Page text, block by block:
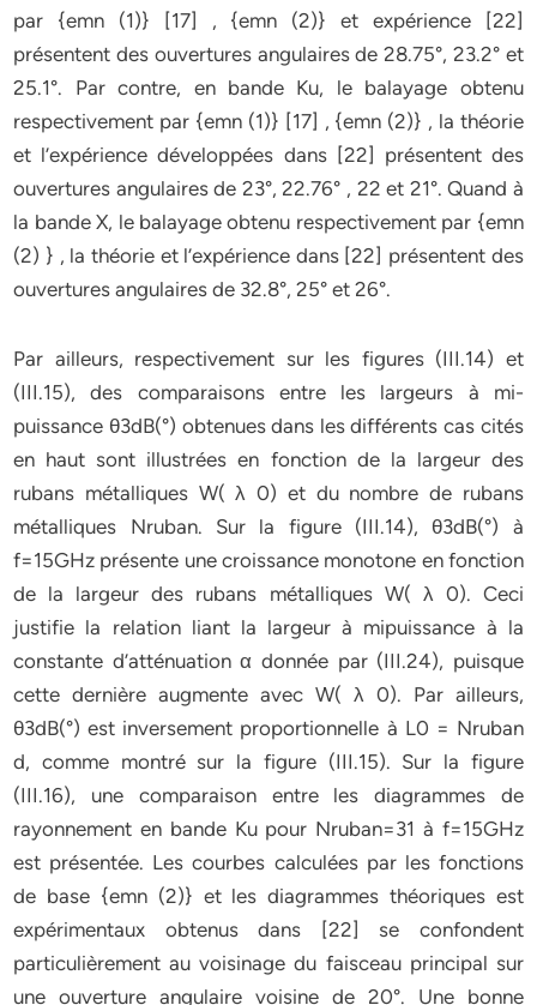
par {emn (1)} [17] , {emn (2)} et expérience [22]
présentent des ouvertures angulaires de 28.75°, 23.2° et
25.1°. Par contre, en bande Ku, le balayage obtenu
respectivement par {emn (1)} [17] , {emn (2)} , la théorie
et l’expérience développées dans [22] présentent des
ouvertures angulaires de 23°, 22.76° , 22 et 21°. Quand à
la bande X, le balayage obtenu respectivement par {emn
(2) } , la théorie et l’expérience dans [22] présentent des
ouvertures angulaires de 32.8°, 25° et 26°.
Par ailleurs, respectivement sur les figures (III.14) et
(III.15), des comparaisons entre les largeurs à mi-
puissance θ3dB(°) obtenues dans les différents cas cités
en haut sont illustrées en fonction de la largeur des
rubans métalliques W( λ 0) et du nombre de rubans
métalliques Nruban. Sur la figure (III.14), θ3dB(°) à
f=15GHz présente une croissance monotone en fonction
de la largeur des rubans métalliques W( λ 0). Ceci
justifie la relation liant la largeur à mipuissance à la
constante d’atténuation α donnée par (III.24), puisque
cette dernière augmente avec W( λ 0). Par ailleurs,
θ3dB(°) est inversement proportionnelle à L0 = Nruban
d, comme montré sur la figure (III.15). Sur la figure
(III.16), une comparaison entre les diagrammes de
rayonnement en bande Ku pour Nruban=31 à f=15GHz
est présentée. Les courbes calculées par les fonctions
de base {emn (2)} et les diagrammes théoriques est
expérimentaux obtenus dans [22] se confondent
particulièrement au voisinage du faisceau principal sur
une ouverture angulaire voisine de 20°. Une bonne